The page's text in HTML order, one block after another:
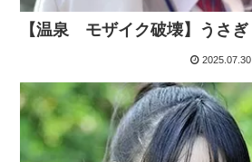
【温泉 モザイク破壊】うさぎ
2025.07.30